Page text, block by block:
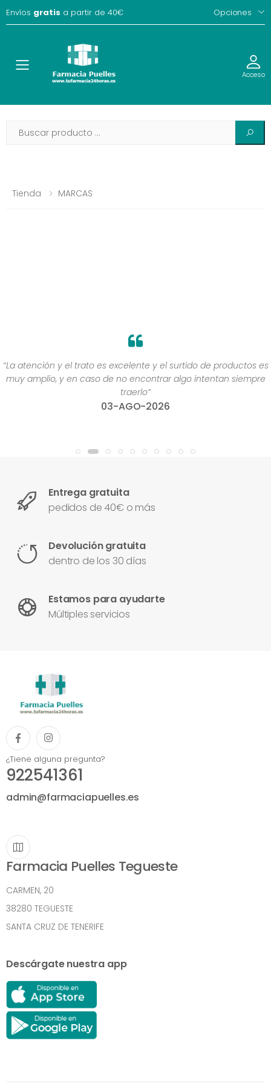
Envíos gratis a partir de 40€ Opciones
Toggle Acceso
Tienda MARCAS
“La atención y el trato es excelente y el surtido de productos es
muy amplio, y en caso de no encontrar algo intentan siempre
traerlo”
03-AGO-2026
Entrega gratuita
pedidos de 40€ o más
Devolución gratuita
dentro de los 30 días
Estamos para ayudarte
Múltiples servicios
¿Tiene alguna pregunta?
922541361
admin@farmaciapuelles.es
Farmacia Puelles Tegueste
CARMEN, 20
38280 TEGUESTE
SANTA CRUZ DE TENERIFE
Descárgate nuestra app